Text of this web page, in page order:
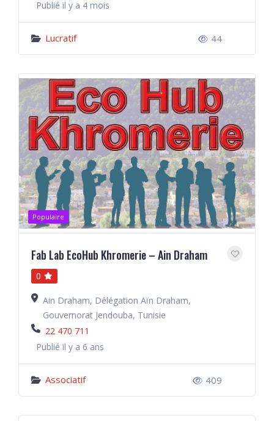
Publié il y a 4 mois
Lucratif 44
Populaire
Fab Lab EcoHub Khromerie – Ain Draham
0
Ain Draham, Délégation Aïn Draham,
Gouvernorat Jendouba, Tunisie
22 470 711
Publié il y a 6 ans
Associatif 409